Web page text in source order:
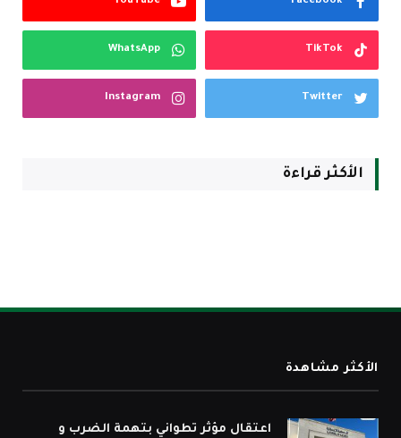
TikTok
WhatsApp
Twitter
Instagram
الأكثر قراءة
الأكثر مشاهدة
اعتقال مؤثر تطواني بتهمة الضرب و